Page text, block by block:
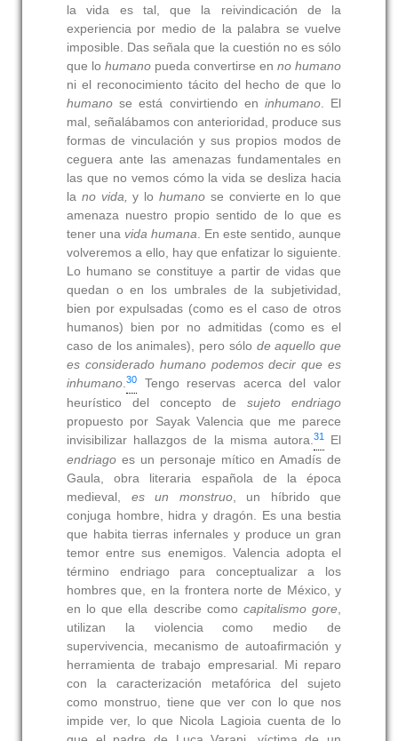
la vida es tal, que la reivindicación de la
experiencia por medio de la palabra se vuelve
imposible. Das señala que la cuestión no es sólo
que lohumano pueda convertirse enno humano
ni el reconocimiento tácito del hecho de que lo
humano se está convirtiendo en inhumano. El
mal, señalábamos con anterioridad, produce sus
formas de vinculación y sus propios modos de
ceguera ante las amenazas fundamentales en
las que no vemos cómo la vida se desliza hacia
la no vida, y lohumano se convierte en lo que
amenaza nuestro propio sentido de lo que es
tener una vida humana. En este sentido, aunque
volveremos a ello, hay que enfatizar lo siguiente.
Lo humano se constituye a partir de vidas que
quedan o en los umbrales de la subjetividad,
bien por expulsadas (como es el caso de otros
humanos) bien por no admitidas (como es el
caso de los animales), pero sólo de aquello que
es considerado humano podemos decir que es
inhumano.30
Tengo reservas acerca del valor
heurístico del concepto desujeto endriago
propuesto por Sayak Valencia que me parece
invisibilizar hallazgos de la misma autora.31El
endriago es un personaje mítico en Amadís de
Gaula, obra literaria española de la época
medieval, es un monstruo, un híbrido que
conjuga hombre, hidra y dragón. Es una bestia
que habita tierras infernales y produce un gran
temor entre sus enemigos. Valencia adopta el
término endriago para conceptualizar a los
hombres que, en la frontera norte de México, y
en lo que ella describe como capitalismo gore,
utilizan la violencia como medio de
supervivencia, mecanismo de autoafirmación y
herramienta de trabajo empresarial. Mi reparo
con la caracterización metafórica del sujeto
como monstruo, tiene que ver con lo que nos
impide ver, lo que Nicola Lagioia cuenta de lo